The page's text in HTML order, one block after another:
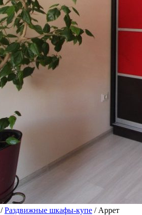
/Раздвижные шкафы-купе / Аррет